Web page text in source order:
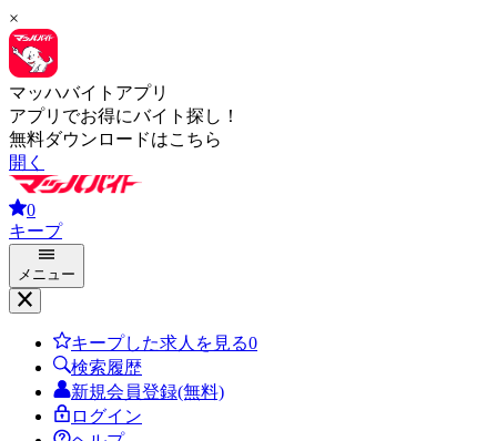
×
マッハバイトアプリ
アプリでお得にバイト探し！
無料ダウンロードはこちら
開く
0
キープ
メニュー
キープした求人を見る0
検索履歴
新規会員登録(無料)
ログイン